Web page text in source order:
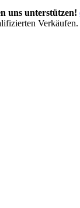
uns unterstützen!
Verkäufen.